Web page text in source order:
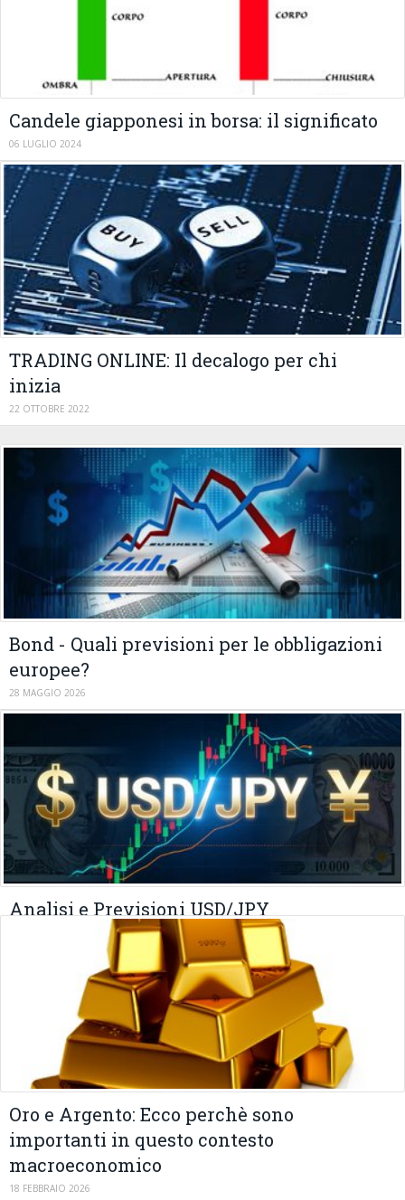
Candele giapponesi in borsa: il significato
06 LUGLIO 2024
TRADING ONLINE: Il decalogo per chi
inizia
22 OTTOBRE 2022
Bond - Quali previsioni per le obbligazioni
europee?
28 MAGGIO 2026
Analisi e Previsioni USD/JPY
Oro e Argento: Ecco perchè sono
importanti in questo contesto
macroeconomico
18 FEBBRAIO 2026